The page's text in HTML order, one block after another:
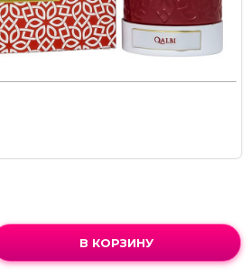
В КОРЗИНУ